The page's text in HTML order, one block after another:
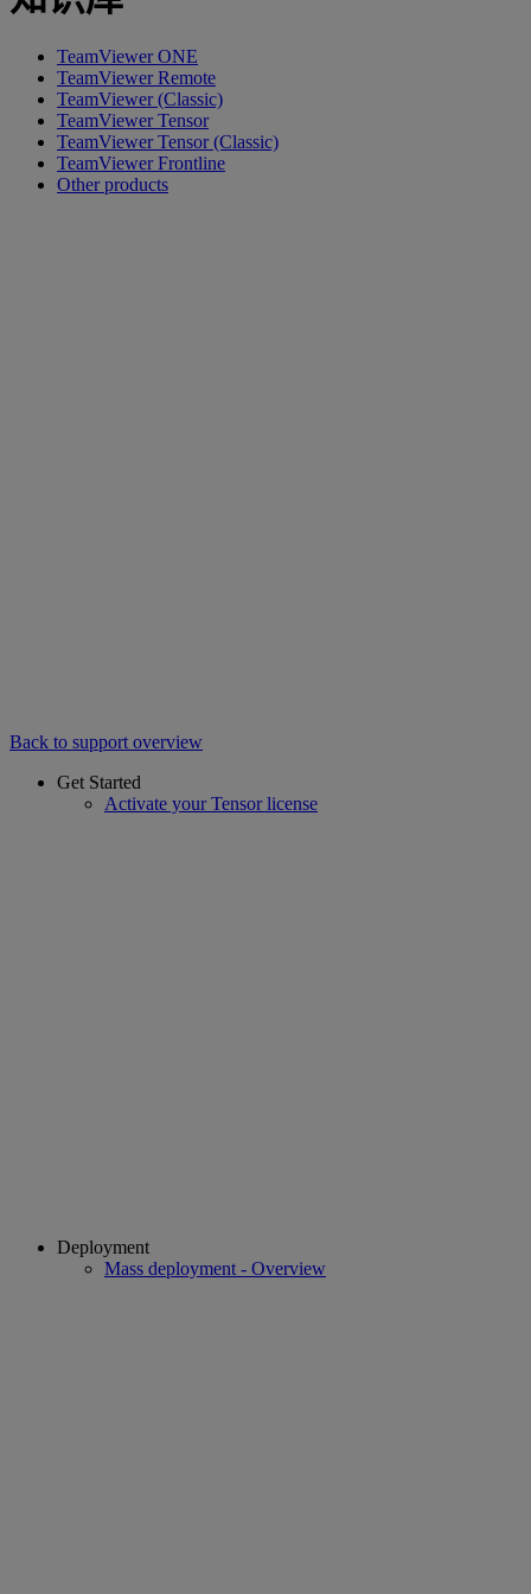
TeamViewer ONE
TeamViewer Remote
TeamViewer (Classic)
TeamViewer Tensor
TeamViewer Tensor (Classic)
TeamViewer Frontline
Other products
Back to support overview
Get Started
Activate your Tensor license
Deployment
Mass deployment - Overview